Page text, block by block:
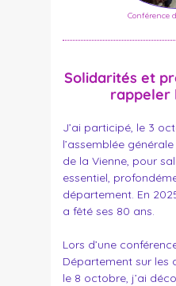
Conférence
Solidarités et
rappeler
J’ai participé, le 3
l’assemblée
de la Vienne, pour
essentiel,
département. En
a fêté ses 80 ans.
Lors d’une
Département sur les
le 8 octobre, j’ai